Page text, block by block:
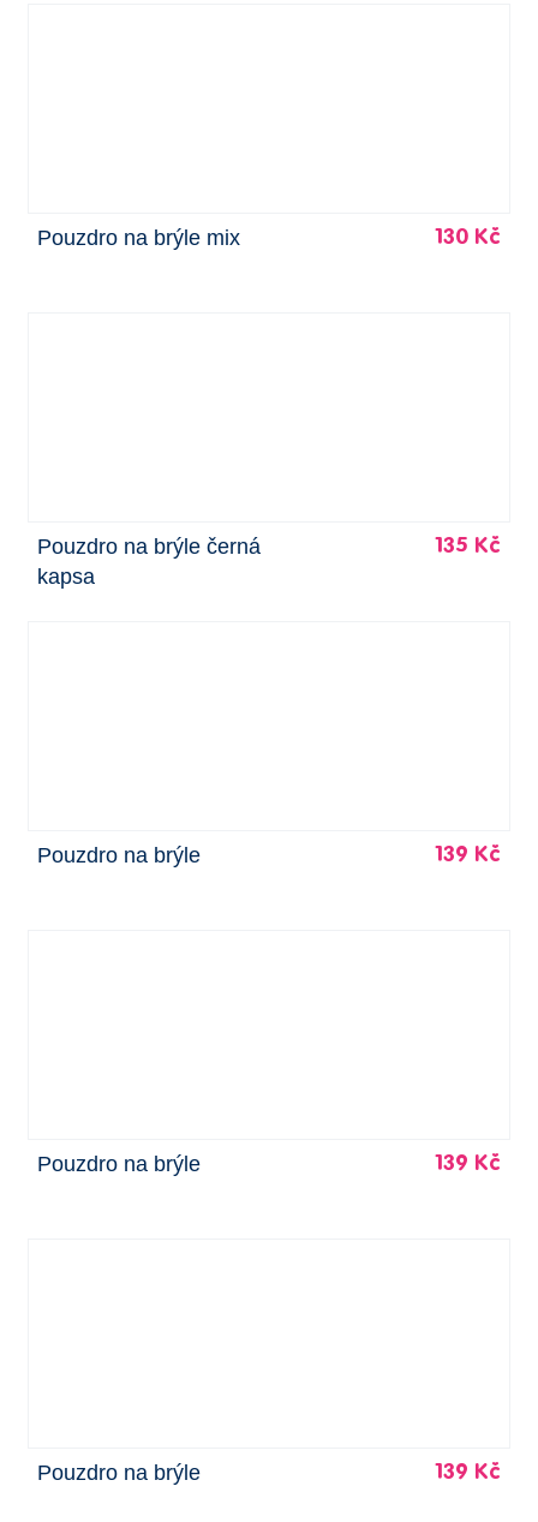
Pouzdro na brýle mix 130 Kč
Pouzdro na brýle černá
kapsa
135 Kč
Pouzdro na brýle 139 Kč
Pouzdro na brýle 139 Kč
Pouzdro na brýle 139 Kč